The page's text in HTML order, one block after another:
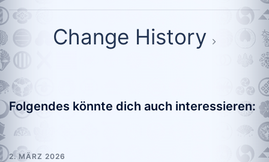
Change History
Folgendes könnte dich auch interessieren:
2. MÄRZ 2026